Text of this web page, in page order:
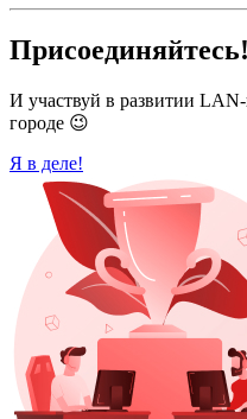
Присоединяйтесь!
И участвуй в развитии
городе 😉
Я в деле!